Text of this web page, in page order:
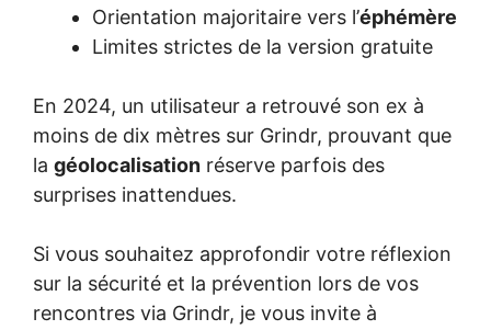
Orientation majoritaire vers l’éphémère
Limites strictes de la version gratuite
En 2024, un utilisateur a retrouvé son ex à
moins de dix mètres sur Grindr, prouvant que
la géolocalisation réserve parfois des
surprises inattendues.
Si vous souhaitez approfondir votre réflexion
sur la sécurité et la prévention lors de vos
rencontres via Grindr, je vous invite à